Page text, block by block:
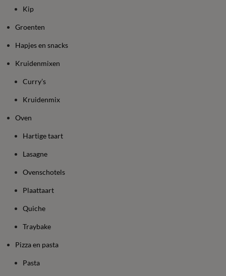
Kip
Groenten
Hapjes en snacks
Kruidenmixen
Curry’s
Kruidenmix
Oven
Hartige taart
Lasagne
Ovenschotels
Plaattaart
Quiche
Traybake
Pizza en pasta
Pasta